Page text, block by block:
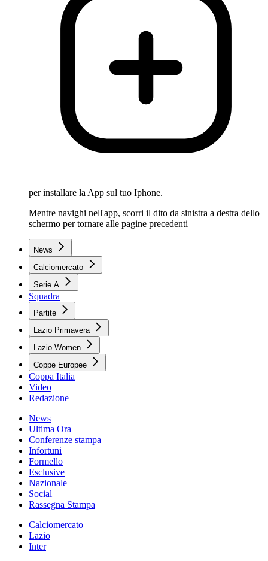
per installare la App sul tuo Iphone.
Mentre navighi nell'app, scorri il dito da sinistra a destra dello
schermo per tornare alle pagine precedenti
News
Calciomercato
Serie A
Squadra
Partite
Lazio Primavera
Lazio Women
Coppe Europee
Coppa Italia
Video
Redazione
News
Ultima Ora
Conferenze stampa
Infortuni
Formello
Esclusive
Nazionale
Social
Rassegna Stampa
Calciomercato
Lazio
Inter